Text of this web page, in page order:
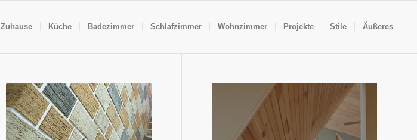
Zuhause Küche Badezimmer Schlafzimmer Wohnzimmer Projekte Stile Äußeres